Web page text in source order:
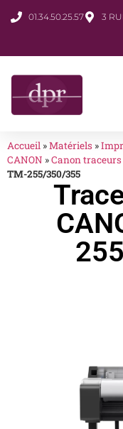
01.34.50.25.57 3
Accueil »Matériels »
CANON »Canon
TM-255/350/355